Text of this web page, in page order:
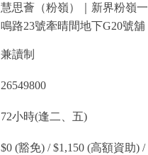
慧思薈（粉嶺）｜新界粉嶺一
鳴路23號牽晴間地下G20號舖
兼讀制
26549800
72小時(逢二、五)
$0 (豁免) / $1,150 (高額資助) /